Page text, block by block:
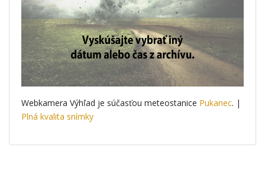
Webkamera Výhľad je súčasťou meteostanice Pukanec. |
Plná kvalita snímky